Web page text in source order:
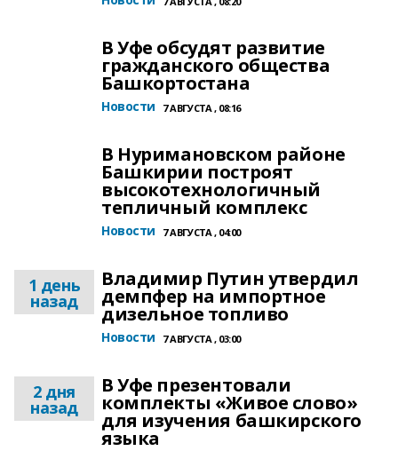
В Уфе обсудят развитие
гражданского общества
Башкортостана
Новости 7 АВГУСТА , 08:16
В Нуримановском районе
Башкирии построят
высокотехнологичный
тепличный комплекс
Новости 7 АВГУСТА , 04:00
1 день
назад
Владимир Путин утвердил
демпфер на импортное
дизельное топливо
Новости 7 АВГУСТА , 03:00
2 дня
назад
В Уфе презентовали
комплекты «Живое слово»
для изучения башкирского
языка